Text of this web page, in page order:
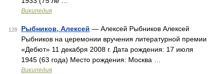
Википедия
128 Рыбников, Алексей — Алексей Рыбников Алексей
Рыбников на церемонии вручения литературной премии
«Дебют» 11 декабря 2008 г. Дата рождения: 17 июля
1945 (63 года) Место рождения: Москва …
Википедия